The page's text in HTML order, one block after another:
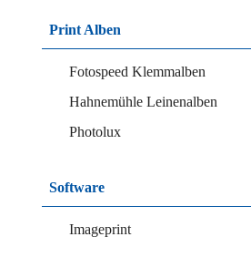
Print Alben
Fotospeed Klemmalben
Hahnemühle Leinenalben
Photolux
Software
Imageprint